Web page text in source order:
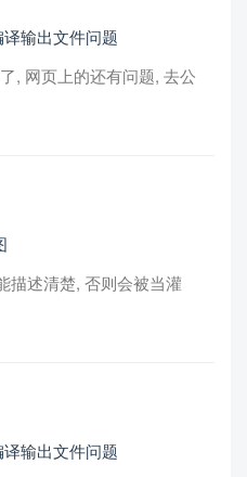
输出文件问题
, 网页上的还有问题, 去公
描述清楚, 否则会被当灌
输出文件问题